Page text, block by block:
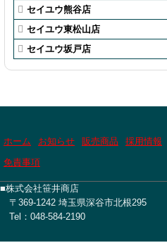
セイユウ熊谷店
セイユウ東松山店
セイユウ坂戸店
ホーム お知らせ 販売商品 採用情報
免責事項
■株式会社笹井商店
〒369-1242 埼玉県深谷市北根295
Tel：048-584-2190